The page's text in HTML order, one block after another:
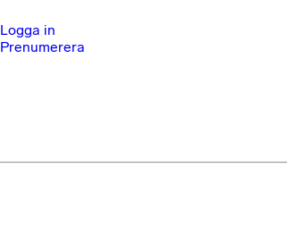
Logga in
Prenumerera